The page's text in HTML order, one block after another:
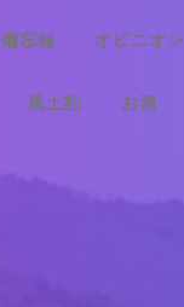
備忘録 オピニオン
風土記 お酒